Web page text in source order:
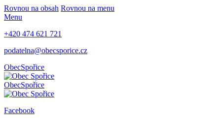
Rovnou na obsah Rovnou na menu
Menu
+420 474 621 721
podatelna@obecsporice.cz
ObecSpořice
ObecSpořice
Facebook